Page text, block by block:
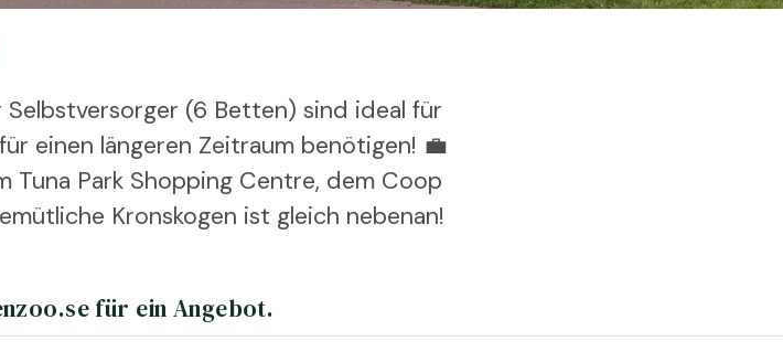
(6 Betten) sind ideal für
einen längeren Zeitraum benötigen! 💼
Park Shopping Centre, dem Coop
Kronskogen ist gleich nebenan!
für ein Angebot.